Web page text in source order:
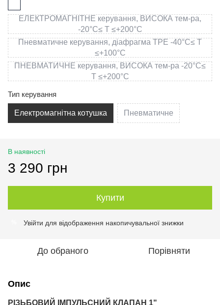
ЕЛЕКТРОМАГНІТНЕ керування, ВИСОКА тем-ра,
-20°C≤ T ≤+200°C
Пневматичне керування, діафрагма TPE -40°C≤ T
≤+100°C
ПНЕВМАТИЧНЕ керування, ВИСОКА тем-ра -20°C≤
T ≤+200°C
Тип керування
Електромагнітна котушка Пневматичне
В наявності
3 290 грн
Купити
Увійти для відображення накопичувальної знижки
До обраного Порівняти
Опис
РІЗЬБОВИЙ ІМПУЛЬСНИЙ КЛАПАН 1"